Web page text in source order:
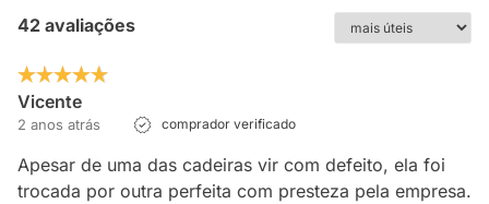
42 avaliações
Vicente
2 anos atrás comprador verificado
Apesar de uma das cadeiras vir com defeito, ela foi
trocada por outra perfeita com presteza pela empresa.